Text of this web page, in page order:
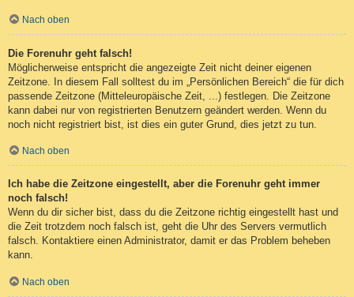
Nach oben
Die Forenuhr geht falsch!
Möglicherweise entspricht die angezeigte Zeit nicht deiner eigenen
Zeitzone. In diesem Fall solltest du im „Persönlichen Bereich“ die für dich
passende Zeitzone (Mitteleuropäische Zeit, ...) festlegen. Die Zeitzone
kann dabei nur von registrierten Benutzern geändert werden. Wenn du
noch nicht registriert bist, ist dies ein guter Grund, dies jetzt zu tun.
Nach oben
Ich habe die Zeitzone eingestellt, aber die Forenuhr geht immer
noch falsch!
Wenn du dir sicher bist, dass du die Zeitzone richtig eingestellt hast und
die Zeit trotzdem noch falsch ist, geht die Uhr des Servers vermutlich
falsch. Kontaktiere einen Administrator, damit er das Problem beheben
kann.
Nach oben